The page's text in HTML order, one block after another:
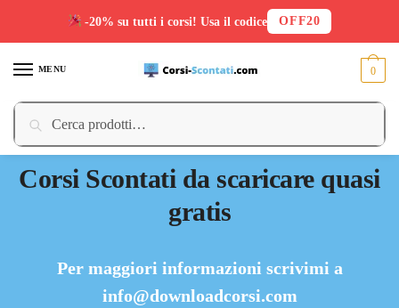
MENU
Cerca:
Cerca
0
Corsi Scontati da scaricare quasi
gratis
Per maggiori informazioni scrivimi a
info@downloadcorsi.com
-20% su tutti i corsi! Usa il codice OFF20